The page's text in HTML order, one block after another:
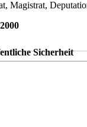
Magistrat,